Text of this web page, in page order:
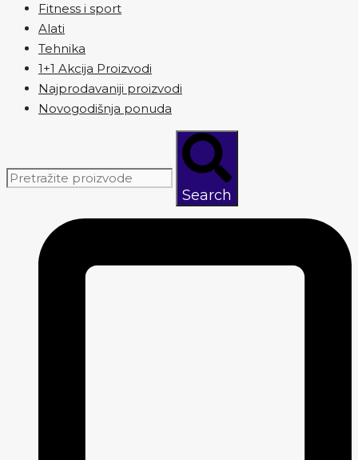
Fitness i sport
Alati
Tehnika
1+1 Akcija Proizvodi
Najprodavaniji proizvodi
Novogodišnja ponuda
Search